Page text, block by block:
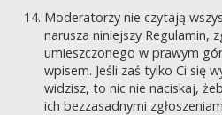
Moderatorzy nie czytają
narusza niniejszy Regulamin,
umieszczonego w prawym
wpisem. Jeśli zaś tylko Ci się
widzisz, to nic nie naciskaj,
ich bezzasadnymi